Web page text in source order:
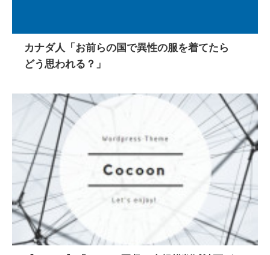
カナダ人「お前らの国で異性の服を着てたら
どう思われる？」